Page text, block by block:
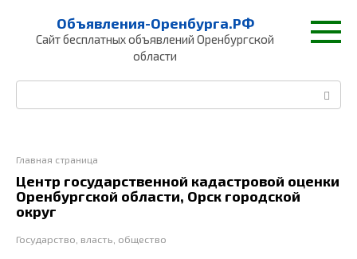
контенту
Объявления-Оренбурга.РФ
Сайт бесплатных объявлений Оренбургской
области
Главная страница
Центр государственной кадастровой оценки
Оренбургской области, Орск городской
округ
Государство, власть, общество